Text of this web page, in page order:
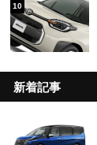
10
新着記事